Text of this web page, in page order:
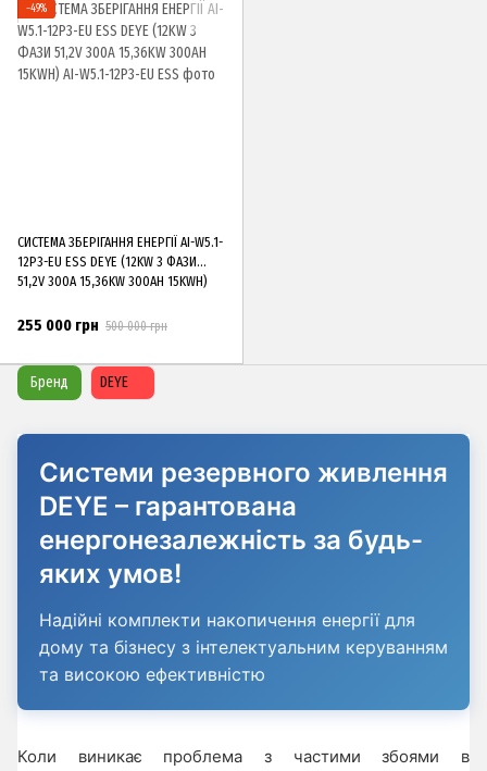
−49%
СИСТЕМА ЗБЕРІГАННЯ ЕНЕРГІЇ AI-W5.1-
12P3-EU ESS DEYE (12KW 3 ФАЗИ
51,2V 300A 15,36KW 300AH 15KWH)
255 000 грн 500 000 грн
Системи резервного живлення
DEYE – гарантована
енергонезалежність за будь-
яких умов!
Надійні комплекти накопичення енергії для
дому та бізнесу з інтелектуальним керуванням
та високою ефективністю
Коли виникає проблема з частими збоями в
Бренд DEYE